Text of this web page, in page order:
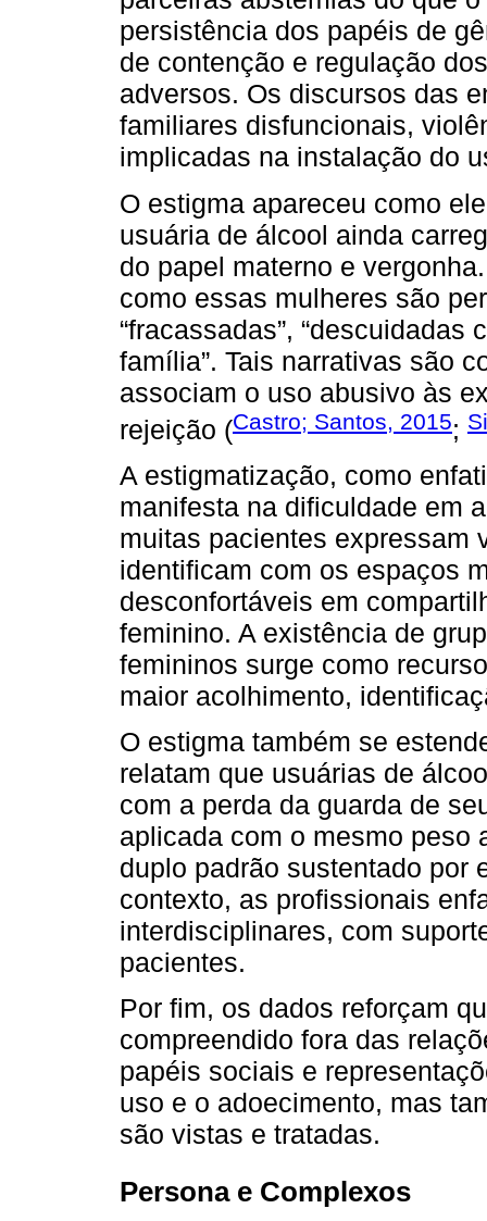
persistência dos papéis de
de contenção e regulação
adversos. Os discursos das
familiares disfuncionais,
implicadas na instalação do
O estigma apareceu como
usuária de álcool ainda
do papel materno e
como essas mulheres são
“fracassadas”, “descuidadas
família”. Tais narrativas são
associam o uso abusivo às
rejeição (Castro; Santos, 2015;
A estigmatização, como
manifesta na dificuldade em
muitas pacientes expressam
identificam com os espaços
desconfortáveis em
feminino. A existência de
femininos surge como
maior acolhimento,
O estigma também se
relatam que usuárias de
com a perda da guarda de
aplicada com o mesmo peso
duplo padrão sustentado por
contexto, as profissionais
interdisciplinares, com
pacientes.
Por fim, os dados reforçam
compreendido fora das
papéis sociais e
uso e o adoecimento, mas
são vistas e tratadas.
Persona e Complexos